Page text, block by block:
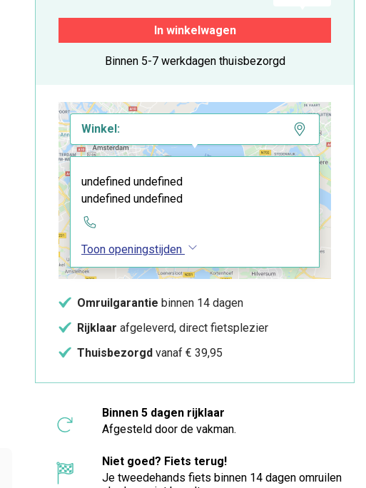
In winkelwagen
Binnen 5-7 werkdagen thuisbezorgd
Winkel:
undefined undefined
undefined undefined
Toon openingstijden
Omruilgarantie binnen 14 dagen
Rijklaar afgeleverd, direct fietsplezier
Thuisbezorgd vanaf € 39,95
Binnen 5 dagen rijklaar
Afgesteld door de vakman.
Niet goed? Fiets terug!
Je tweedehands fiets binnen 14 dagen omruilen